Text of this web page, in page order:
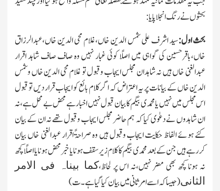
بحثوں نے رنگ انجلا پایا:
بحث اول:سید اشرف علی شمس الدین خاں،غلام محی الدین خاں،عبدالرزاق
خاں،باقرحسین کی گواہی میں اصلًا کوئی غبار نہیں وہ صاف صاف شاہد اقرار
عبدالغنی خاں ہیں نہ شاہدان مجلس ایجاب وقبول تو غلام محی الدین خاں وشمس
الدین خاں کے بیانات پر یہ اعتراض کہ اگر کلام بائع کو ایجاب قرار دیں تو قبول
اس مجلس میں نہیں یا محمدی بیگم کا بیان قبول نہیں اخبار ہے محض بے محل ہے،نہ
ان شاہدوں نے دعوٰی کیا کہ ہم حاضر مجلس ایجاب وقبول تھے نہ ان کے بیان
کئے ہوئے الفاظ حکایت ایجاب وقبول ہیں وہ صراحۃً اقرار عبدالغنی خاں بیان
کررہے ہیں جن کے بعد محمدی بیگم کا کلام زیر سقف ہونا یا خبر محض ہونا یا اصلًا کچھ
نہ ہونا کچھ بھی مضر نہیں،نہ اس پر لحاظ،کما بیناہ فی الامر
الثانی(جیسا کہ اسے امر ثانی میں بیان کیا گیا ہے۔ت)